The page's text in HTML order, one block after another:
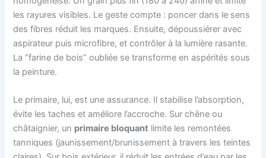
les rayures visibles. Le geste compte : poncer dans le sens
des fibres réduit les marques. Ensuite, dépoussiérer avec
aspirateur puis microfibre, et contrôler à la lumière rasante.
La “farine de bois” oubliée se transforme en aspérités sous
la peinture.
Le primaire, lui, est une assurance. Il stabilise l’absorption,
évite les taches et améliore l’accroche. Sur chêne ou
châtaignier, un primaire bloquant limite les remontées
tanniques (jaunissement/brunissement à travers les teintes